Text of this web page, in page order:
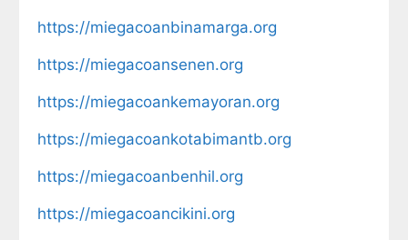
https://miegacoanbinamarga.org
https://miegacoansenen.org
https://miegacoankemayoran.org
https://miegacoankotabimantb.org
https://miegacoanbenhil.org
https://miegacoancikini.org